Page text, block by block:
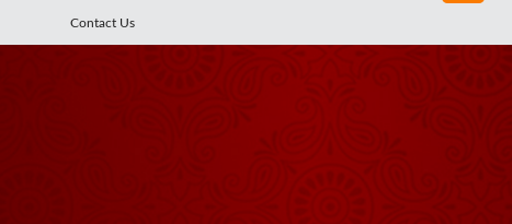
Contact Us